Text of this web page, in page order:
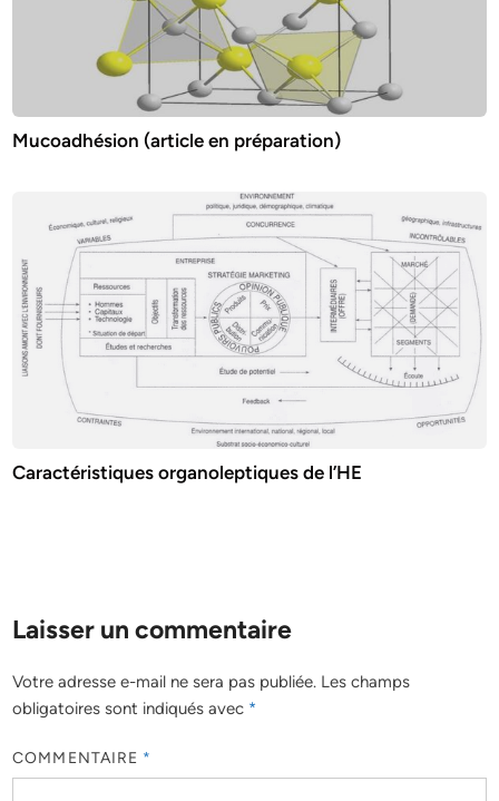
Mucoadhésion (article en préparation)
Caractéristiques organoleptiques de l’HE
Laisser un commentaire
Votre adresse e-mail ne sera pas publiée. Les champs
obligatoires sont indiqués avec *
COMMENTAIRE *